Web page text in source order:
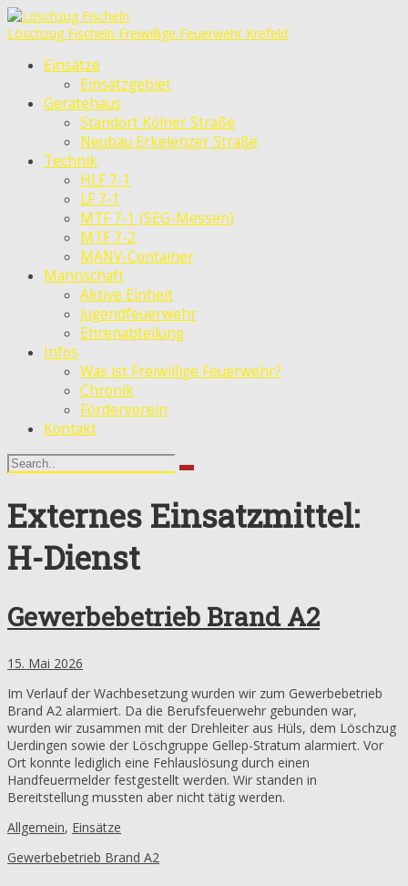
Löschzug Fischeln Freiwillige Feuerwehr Krefeld
Einsätze
Einsatzgebiet
Gerätehaus
Standort Kölner Straße
Neubau Erkelenzer Straße
Technik
HLF 7-1
LF 7-1
MTF 7-1 (SEG-Messen)
MTF 7-2
MANV-Container
Mannschaft
Aktive Einheit
Jugendfeuerwehr
Ehrenabteilung
Infos
Was ist Freiwillige Feuerwehr?
Chronik
Förderverein
Kontakt
Externes Einsatzmittel:
H-Dienst
Gewerbebetrieb Brand A2
15. Mai 2026
Im Verlauf der Wachbesetzung wurden wir zum Gewerbebetrieb
Brand A2 alarmiert. Da die Berufsfeuerwehr gebunden war,
wurden wir zusammen mit der Drehleiter aus Hüls, dem Löschzug
Uerdingen sowie der Löschgruppe Gellep-Stratum alarmiert. Vor
Ort konnte lediglich eine Fehlauslösung durch einen
Handfeuermelder festgestellt werden. Wir standen in
Bereitstellung mussten aber nicht tätig werden.
Allgemein, Einsätze
Gewerbebetrieb Brand A2